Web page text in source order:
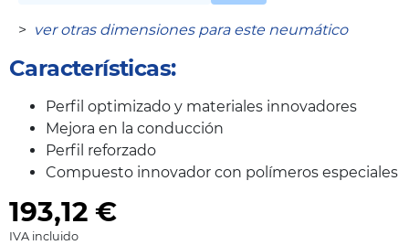
> ver otras dimensiones para este neumático
Características:
Perfil optimizado y materiales innovadores
Mejora en la conducción
Perfil reforzado
Compuesto innovador con polímeros especiales
193,12 €
IVA incluido